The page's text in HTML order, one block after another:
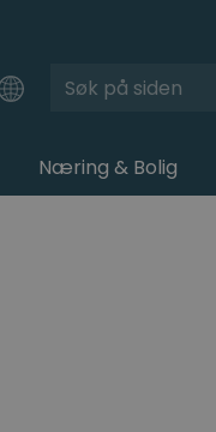
Søk
Næring & Bolig